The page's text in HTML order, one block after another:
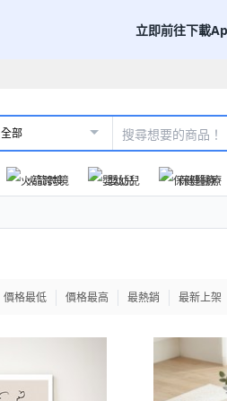
立即前往下載
全部
火箭跨境 嬰幼兒 保健醫療
價格最低 價格最高 最熱銷 最新上架